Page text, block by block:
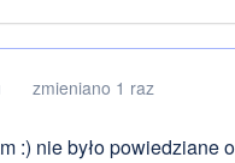
zmieniano 1 raz
:) nie było powiedziane